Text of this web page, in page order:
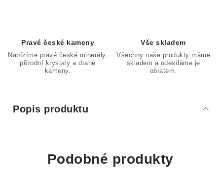
Pravé české kameny
Nabízíme pravé české minerály,
přírodní krystaly a drahé
kameny.
Vše skladem
Všechny naše produkty máme
skladem a odesíláme je
obratem.
Popis produktu
Podobné produkty